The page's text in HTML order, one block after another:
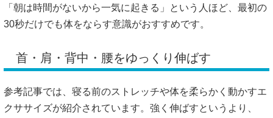
「朝は時間がないから一気に起きる」という人ほど、最初の
30秒だけでも体をならす意識がおすすめです。
首・肩・背中・腰をゆっくり伸ばす
参考記事では、寝る前のストレッチや体を柔らかく動かすエ
クササイズが紹介されています。強く伸ばすというより、